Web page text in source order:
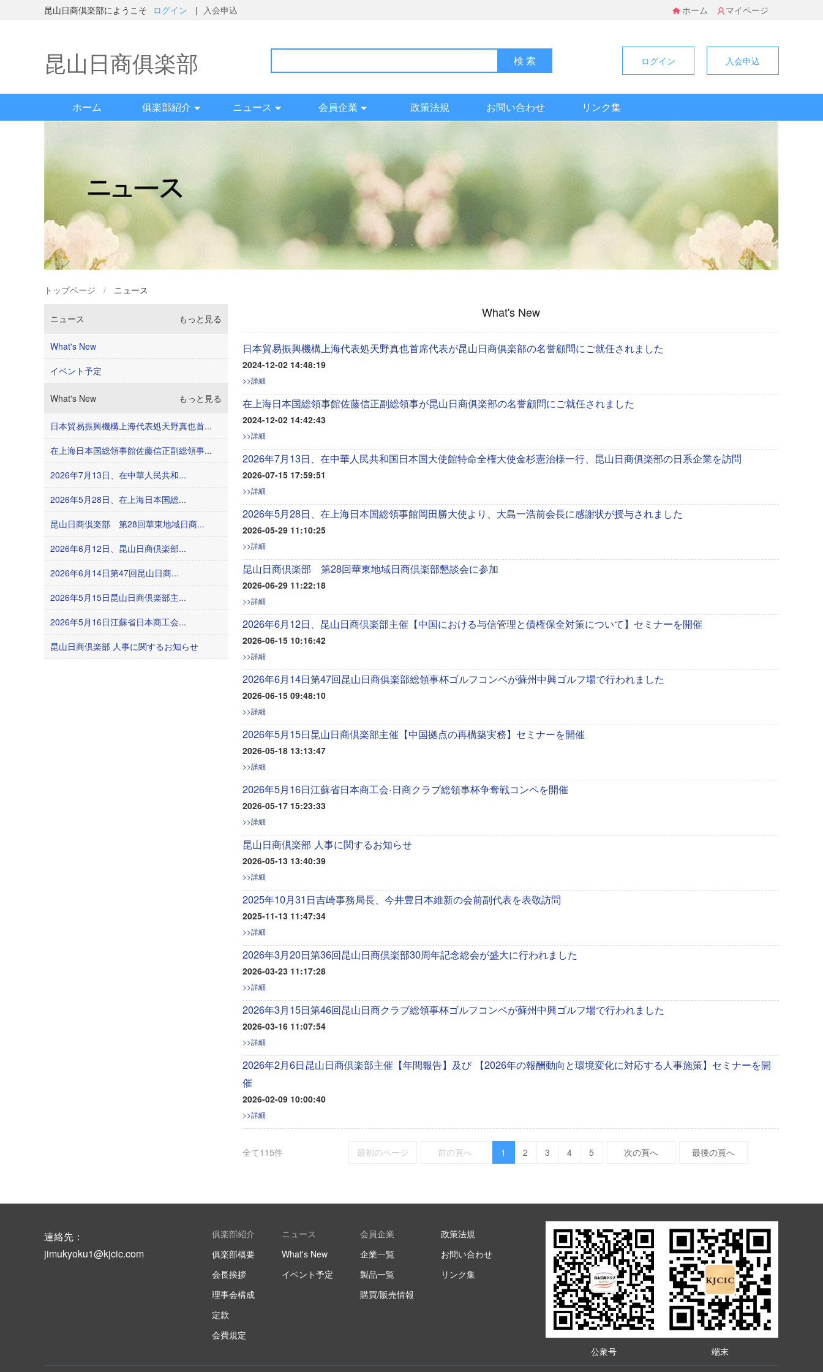
昆山日商倶楽部にようこそ ログイン | 入会申込 ホーム マイページ
昆山日商俱楽部 ログイン 入会申込
ホーム 俱楽部紹介 ニュース 会員企業 政策法規 お問い合わせ リンク集
トップページ / ニュース
ニュース もっと見る
What's New
イベント予定
What's New もっと見る
日本貿易振興機構上海代表処天野真也首...
在上海日本国総領事館佐藤信正副総領事...
2026年7月13日、在中華人民共和...
2026年5月28日、在上海日本国総...
昆山日商倶楽部 第28回華東地域日商...
2026年6月12日、昆山日商倶楽部...
2026年6月14日第47回昆山日商...
2026年5月15日昆山日商倶楽部主...
2026年5月16日江蘇省日本商工会...
昆山日商倶楽部 人事に関するお知らせ
What's New
日本貿易振興機構上海代表処天野真也首席代表が昆山日商俱楽部の名誉顧問にご就任されました
2024-12-02 14:48:19
>>詳細
在上海日本国総領事館佐藤信正副総領事が昆山日商俱楽部の名誉顧問にご就任されました
2024-12-02 14:42:43
>>詳細
2026年7月13日、在中華人民共和国日本国大使館特命全権大使金杉憲治様一行、昆山日商俱楽部の日系企業を訪問
2026-07-15 17:59:51
>>詳細
2026年5月28日、在上海日本国総領事館岡田勝大使より、大島一浩前会長に感謝状が授与されました
2026-05-29 11:10:25
>>詳細
昆山日商倶楽部 第28回華東地域日商倶楽部懇談会に参加
2026-06-29 11:22:18
>>詳細
2026年6月12日、昆山日商倶楽部主催【中国における与信管理と債権保全対策について】セミナーを開催
2026-06-15 10:16:42
>>詳細
2026年6月14日第47回昆山日商俱楽部総領事杯ゴルフコンペが蘇州中興ゴルフ場で行われました
2026-06-15 09:48:10
>>詳細
2026年5月15日昆山日商倶楽部主催【中国拠点の再構築実務】セミナーを開催
2026-05-18 13:13:47
>>詳細
2026年5月16日江蘇省日本商工会·日商クラブ総領事杯争奪戦コンペを開催
2026-05-17 15:23:33
>>詳細
昆山日商倶楽部 人事に関するお知らせ
2026-05-13 13:40:39
>>詳細
2025年10月31日吉崎事務局長、今井豊日本維新の会前副代表を表敬訪問
2025-11-13 11:47:34
>>詳細
2026年3月20日第36回昆山日商倶楽部30周年記念総会が盛大に行われました
2026-03-23 11:17:28
>>詳細
2026年3月15日第46回昆山日商クラブ総領事杯ゴルフコンペが蘇州中興ゴルフ場で行われました
2026-03-16 11:07:54
>>詳細
2026年2月6日昆山日商倶楽部主催【年間報告】及び 【2026年の報酬動向と環境変化に対応する人事施策】セミナーを開
催
2026-02-09 10:00:40
>>詳細
全て115件 最初のページ 前の頁へ 1 2 3 4 5 次の頁へ 最後の頁へ
連絡先：
jimukyoku1@kjcic.com
俱楽部紹介
俱楽部概要
会長挨拶
理事会構成
定款
会費規定
ニュース
What's New
イベント予定
会員企業
企業一覧
製品一覧
購買/販売情報
政策法規
お問い合わせ
リンク集
端末
公衆号